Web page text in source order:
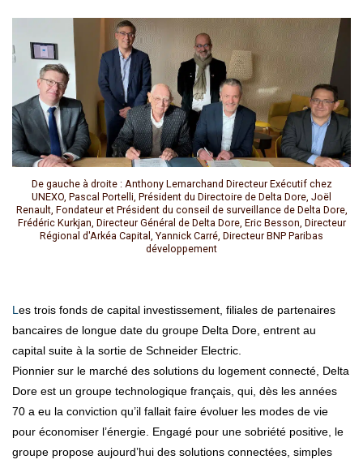
De gauche à droite : Anthony Lemarchand Directeur Exécutif chez
UNEXO, Pascal Portelli, Président du Directoire de Delta Dore, Joël
Renault, Fondateur et Président du conseil de surveillance de Delta Dore,
Frédéric Kurkjan, Directeur Général de Delta Dore, Eric Besson, Directeur
Régional d'Arkéa Capital, Yannick Carré, Directeur BNP Paribas
développement
Les trois fonds de capital investissement, filiales de partenaires
bancaires de longue date du groupe Delta Dore, entrent au
capital suite à la sortie de Schneider Electric.
Pionnier sur le marché des solutions du logement connecté, Delta
Dore est un groupe technologique français, qui, dès les années
70 a eu la conviction qu’il fallait faire évoluer les modes de vie
pour économiser l’énergie. Engagé pour une sobriété positive, le
groupe propose aujourd’hui des solutions connectées, simples